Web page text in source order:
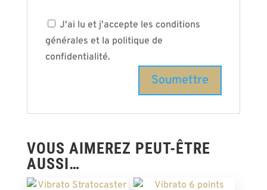
J'ai lu et j'accepte les conditions
générales et la politique de
confidentialité.
VOUS AIMEREZ PEUT-ÊTRE
AUSSI…